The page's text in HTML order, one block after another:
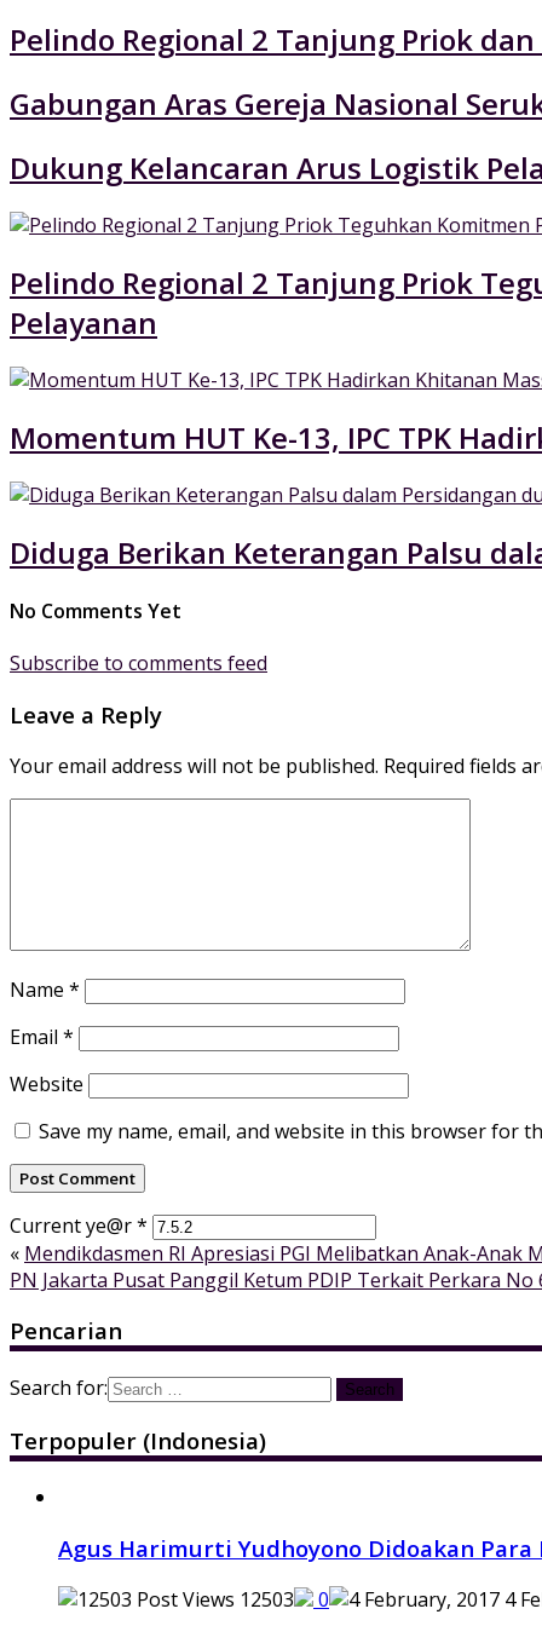
Pelindo Regional 2 Tanjung Priok
Gabungan Aras Gereja Nasional
Dukung Kelancaran Arus Logistik
Pelindo Regional 2 Tanjung Priok
Pelayanan
Momentum HUT Ke-13, IPC TPK
Diduga Berikan Keterangan Palsu
No Comments Yet
Subscribe to comments feed
Leave a Reply
Your email address will not be published. Required fields
Name *
Email *
Website
Save my name, email, and website in this browser for
Current ye@r*
« Mendikdasmen RI Apresiasi PGI Melibatkan Anak-Anak
PN Jakarta Pusat Panggil Ketum PDIP Terkait Perkara No
Pencarian
Search for:
Terpopuler (Indonesia)
Agus Harimurti Yudhoyono Didoakan Para
12503 0 4